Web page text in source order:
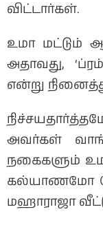
விட்டார்கள்.
உமா மட்டும்
அதாவது,
என்று
அவர்கள்
நகைகளும்
கல்யாணமோ
மஹாராஜா